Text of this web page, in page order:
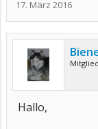
17. März 2016
Mitglied
Hallo,